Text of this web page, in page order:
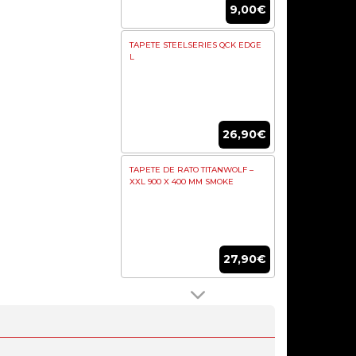
9,00€
TAPETE STEELSERIES QCK EDGE
L
26,90€
TAPETE DE RATO TITANWOLF –
XXL 900 X 400 MM SMOKE
27,90€
APOIO DE PULSO GLORIOUS